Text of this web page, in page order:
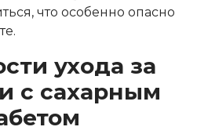
что особенно опасно
ухода за
с сахарным